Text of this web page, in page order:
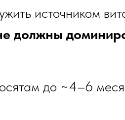
источником
должны
до ~4–6